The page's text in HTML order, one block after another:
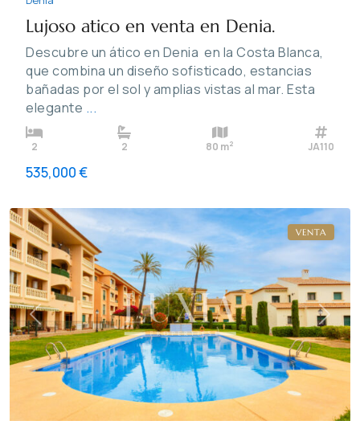
Lujoso atico en venta en Denia.
Descubre un ático en Denia en la Costa Blanca,
que combina un diseño sofisticado, estancias
bañadas por el sol y amplias vistas al mar. Esta
elegante ...
2 2 80 m2 JA110
535,000 €
Puerto,
Previous Next
VENTA